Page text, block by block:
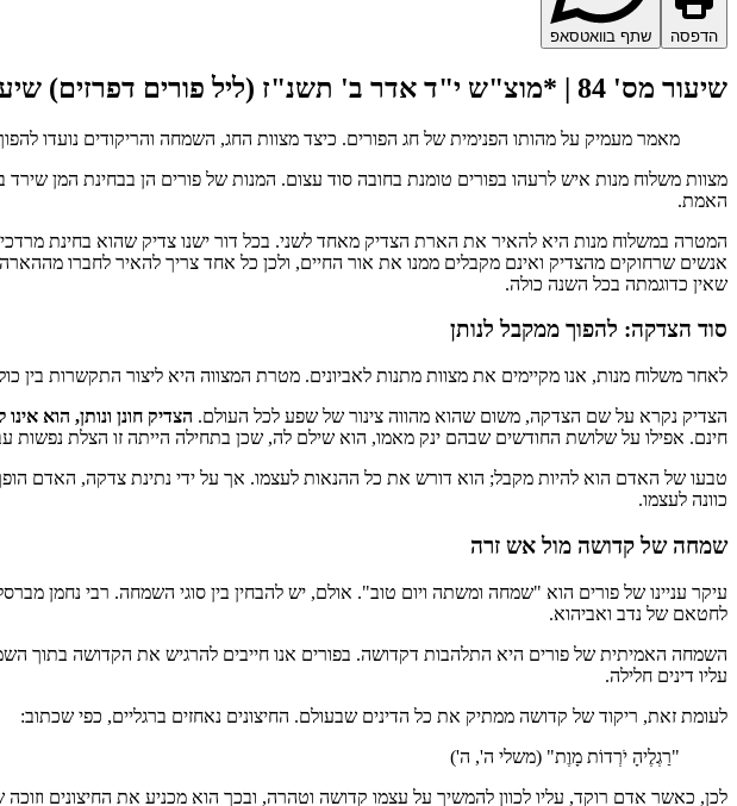
הדפסה שתף בוואטסאפ
שיעור מס' 84 | *מוצ"ש י"ד אדר ב' תשנ"ז (ליל פורים דפרזים) שיעור לבחורי החבורה.
מאמר מעמיק על מהותו הפנימית של חג הפורים. כיצד מצוות החג, השמחה והריקודים נועדו
מצוות משלוח מנות איש לרעהו בפורים טומנת בחובה סוד עצום. המנות של פורים הן בבחינת המן
האמת.
המטרה במשלוח מנות היא להאיר את הארת הצדיק מאחד לשני. בכל דור ישנו צדיק שהוא בחינת
אנשים שרחוקים מהצדיק ואינם מקבלים ממנו את אור החיים, ולכן כל אחד צריך להאיר לחברו
שאין כדוגמתה בכל השנה כולה.
סוד הצדקה: להפוך ממקבל לנותן
לאחר משלוח מנות, אנו מקיימים את מצוות מתנות לאביונים. מטרת המצווה היא ליצור התקשרות
הצדיק נקרא על שם הצדקה, משום שהוא מהווה צינור של שפע לכל העולם. הצדיק חונן ונותן, הוא
חינם. אפילו על שלושת החודשים שבהם ינק מאמו, הוא שילם לה, שכן בתחילה הייתה זו הצלת נפשות
טבעו של האדם הוא להיות מקבל; הוא דורש את כל ההנאות לעצמו. אך על ידי נתינת צדקה, האדם
כוונה לעצמו.
שמחה של קדושה מול אש זרה
עיקר עניינו של פורים הוא "שמחה ומשתה ויום טוב". אולם, יש להבחין בין סוגי השמחה. רבי נחמן
לחטאם של נדב ואביהוא.
השמחה האמיתית של פורים היא התלהבות דקדושה. בפורים אנו חייבים להרגיש את הקדושה בתוך
עליו דינים חלילה.
לעומת זאת, ריקוד של קדושה ממתיק את כל הדינים שבעולם. החיצונים נאחזים ברגליים, כפי שכתוב:
"רַגְלֶיהָ יֹרְדוֹת מָוֶת" (משלי ה', ה')
לכן, כאשר אדם רוקד, עליו לכוון להמשיך על עצמו קדושה וטהרה, ובכך הוא מכניע את החיצונים וזוכה